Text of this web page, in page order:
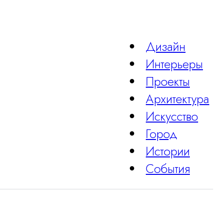
Дизайн
Интерьеры
Проекты
Архитектура
Искусство
Город
Истории
События